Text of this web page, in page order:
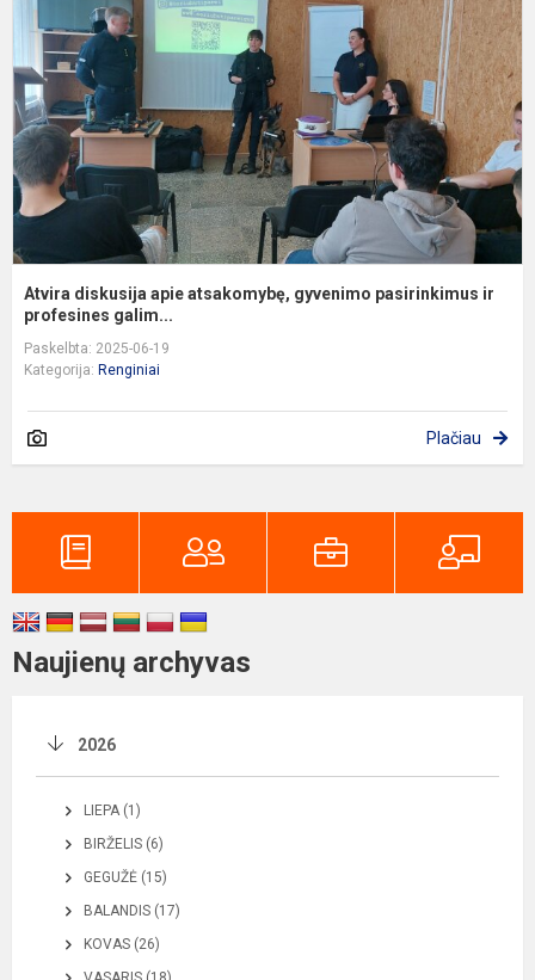
Atvira diskusija apie atsakomybę, gyvenimo pasirinkimus ir
profesines galim...
Paskelbta: 2025-06-19
Kategorija: Renginiai
Plačiau
Naujienų archyvas
2026
LIEPA (1)
BIRŽELIS (6)
GEGUŽĖ (15)
BALANDIS (17)
KOVAS (26)